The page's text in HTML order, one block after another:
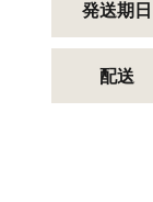
発送期日
配送